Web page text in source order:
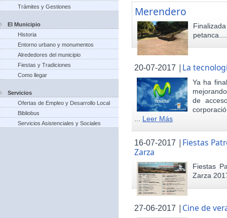
Trámites y Gestiones
El Municipio
Historia
Entorno urbano y monumentos
Alrededores del municipio
Fiestas y Tradiciones
Como llegar
Servicios
Ofertas de Empleo y Desarrollo Local
Bibliobus
Servicios Asistenciales y Sociales
Merendero
20-07-2017 | La
Ya ha
de
Leer Más
16-07-2017 | Fiestas
Zarza
Fiestas
Zarza
27-06-2017 | Cine de